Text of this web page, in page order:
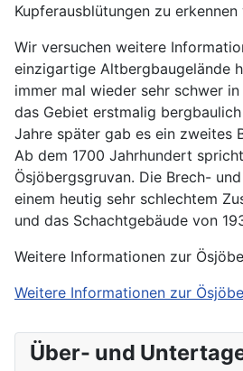
Kupferausblütungen zu erkennen
Wir versuchen weitere
einzigartige Altbergbaugelände
immer mal wieder sehr schwer
das Gebiet erstmalig
Jahre später gab es ein zweites
Ab dem 1700 Jahrhundert
Ösjöbergsgruvan. Die Brech-
einem heutig sehr schlechtem
und das Schachtgebäude von
Weitere Informationen zur
Weitere Informationen zur
Über- und